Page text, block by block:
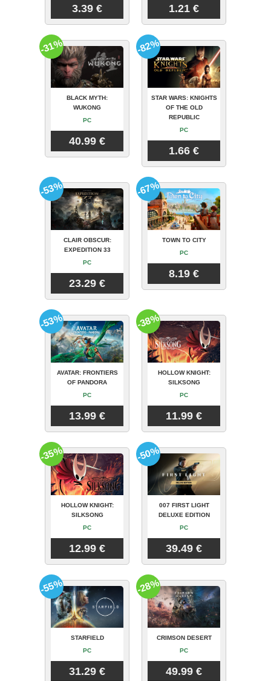
3.39 € 1.21 €
BLACK MYTH:
WUKONG
PC
40.99 €
-31%
STAR WARS: KNIGHTS
OF THE OLD
REPUBLIC
PC
1.66 €
-82%
CLAIR OBSCUR:
EXPEDITION 33
PC
23.29 €
-53%
TOWN TO CITY
PC
8.19 €
-67%
AVATAR: FRONTIERS
OF PANDORA
PC
13.99 €
-53%
HOLLOW KNIGHT:
SILKSONG
PC
11.99 €
-38%
HOLLOW KNIGHT:
SILKSONG
PC
12.99 €
-35%
007 FIRST LIGHT
DELUXE EDITION
PC
39.49 €
-50%
STARFIELD
PC
31.29 €
-55%
CRIMSON DESERT
PC
49.99 €
-28%